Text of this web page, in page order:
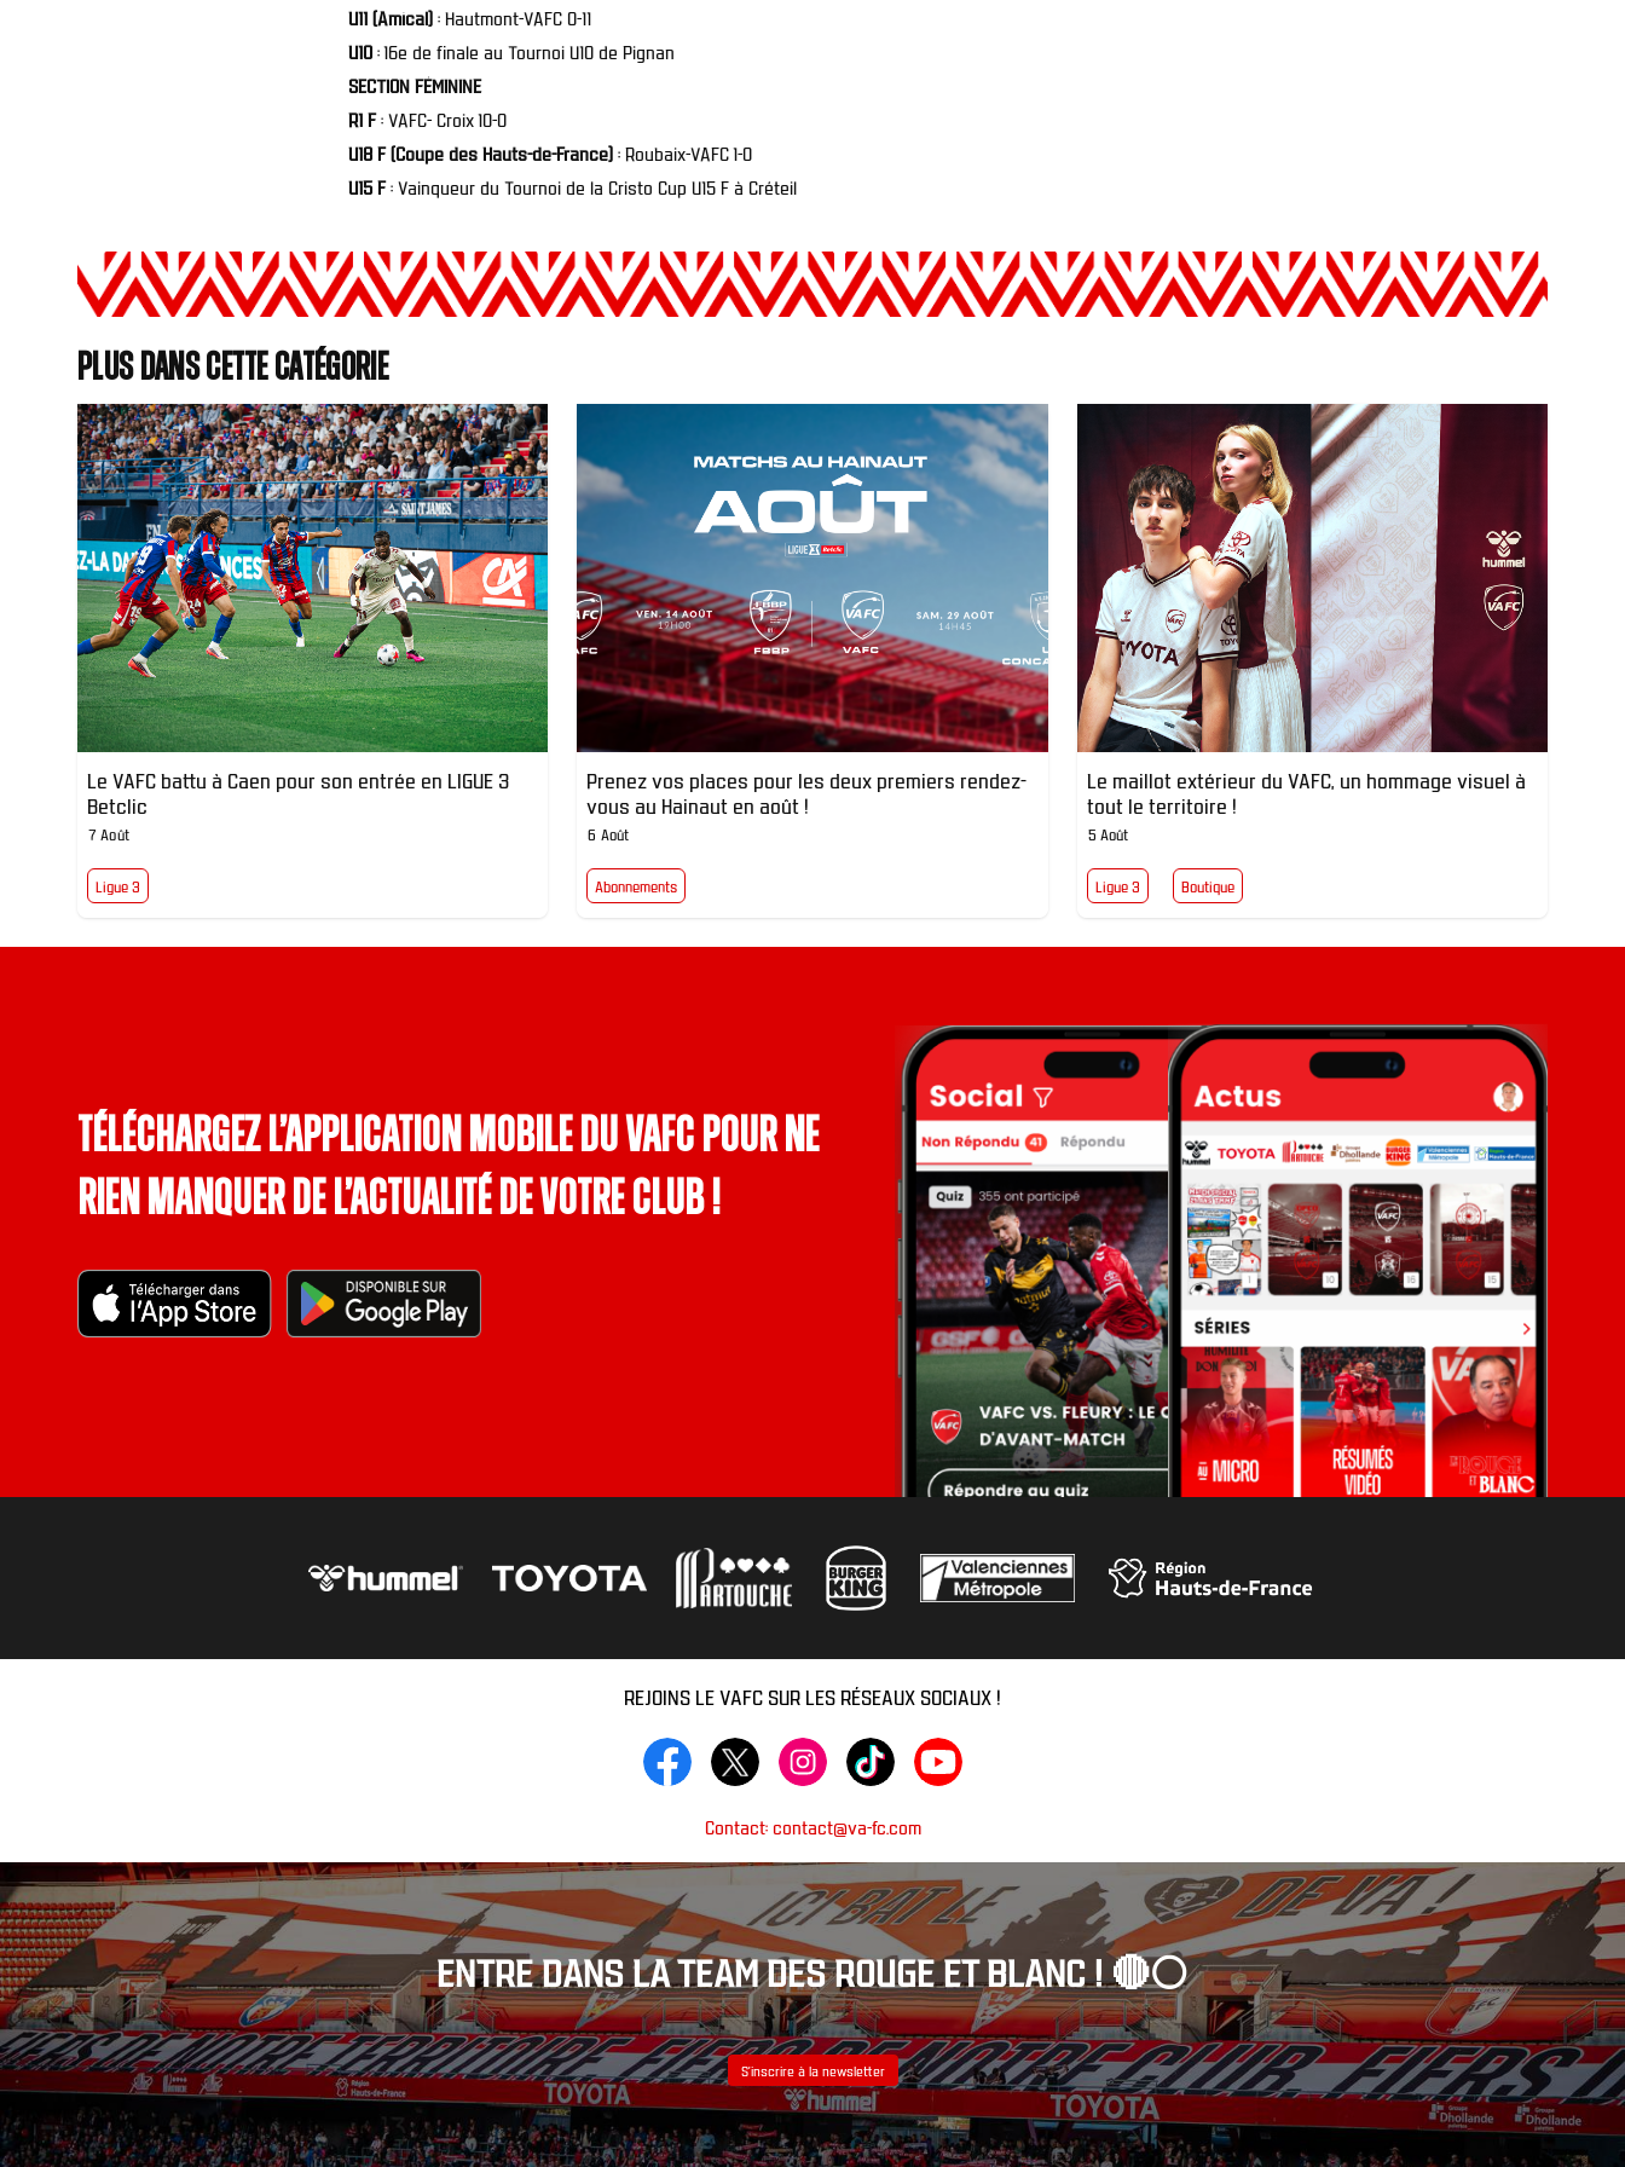
U11 (Amical) : Hautmont-VAFC 0-11
U10 : 16e de finale au Tournoi U10 de Pignan
SECTION FÉMININE
R1 F: VAFC- Croix 10-0
U18 F (Coupe des Hauts-de-France) : Roubaix-VAFC 1-0
U15 F: Vainqueur du Tournoi de la Cristo Cup U15 F à Créteil
Plus dans cette catégorie
Le VAFC battu à Caen pour son entrée en LIGUE 3
Betclic
7 Août
Ligue 3
Prenez vos places pour les deux premiers rendez-
vous au Hainaut en août !
6 Août
Abonnements
Le maillot extérieur du VAFC, un hommage visuel à
tout le territoire !
5 Août
Ligue 3 Boutique
Téléchargez l’application mobile du VAFC pour ne
rien manquer de l’actualité de votre club !
REJOINS LE VAFC SUR LES RÉSEAUX SOCIAUX !
Contact: contact@va-fc.com
ENTRE DANS LA TEAM DES ROUGE ET BLANC ! 🔴⚪️
S’inscrire à la newsletter